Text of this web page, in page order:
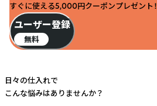
すぐに使える5,000円クーポンプレゼント！
ユーザー登録
無料
日々の仕入れで
こんな悩みはありませんか？